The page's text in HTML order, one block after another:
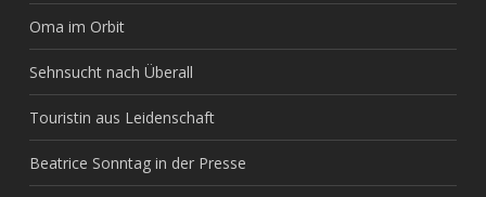
Oma im Orbit
Sehnsucht nach Überall
Touristin aus Leidenschaft
Beatrice Sonntag in der Presse